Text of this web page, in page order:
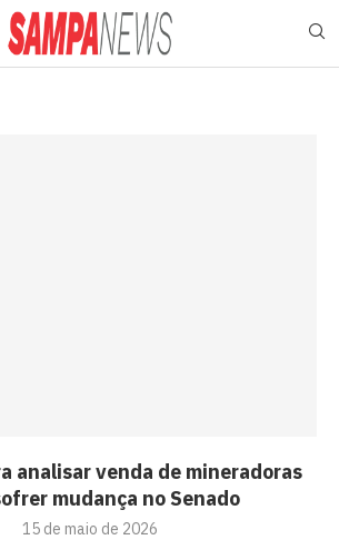
analisar venda de mineradoras
mudança no Senado
15 de maio de 2026